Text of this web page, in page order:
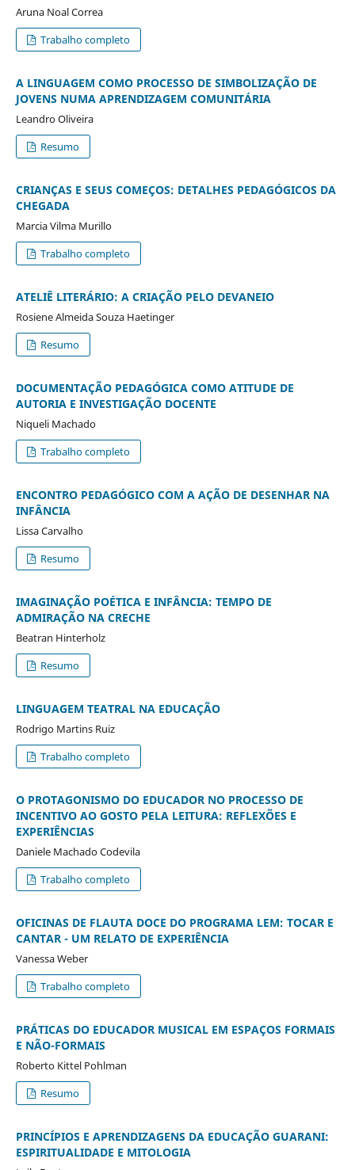
Aruna Noal Correa
Trabalho completo
A LINGUAGEM COMO PROCESSO DE SIMBOLIZAÇÃO DE
JOVENS NUMA APRENDIZAGEM COMUNITÁRIA
Leandro Oliveira
Resumo
CRIANÇAS E SEUS COMEÇOS: DETALHES PEDAGÓGICOS DA
CHEGADA
Marcia Vilma Murillo
Trabalho completo
ATELIÊ LITERÁRIO: A CRIAÇÃO PELO DEVANEIO
Rosiene Almeida Souza Haetinger
Resumo
DOCUMENTAÇÃO PEDAGÓGICA COMO ATITUDE DE
AUTORIA E INVESTIGAÇÃO DOCENTE
Niqueli Machado
Trabalho completo
ENCONTRO PEDAGÓGICO COM A AÇÃO DE DESENHAR NA
INFÂNCIA
Lissa Carvalho
Resumo
IMAGINAÇÃO POÉTICA E INFÂNCIA: TEMPO DE
ADMIRAÇÃO NA CRECHE
Beatran Hinterholz
Resumo
LINGUAGEM TEATRAL NA EDUCAÇÃO
Rodrigo Martins Ruiz
Trabalho completo
O PROTAGONISMO DO EDUCADOR NO PROCESSO DE
INCENTIVO AO GOSTO PELA LEITURA: REFLEXÕES E
EXPERIÊNCIAS
Daniele Machado Codevila
Trabalho completo
OFICINAS DE FLAUTA DOCE DO PROGRAMA LEM: TOCAR E
CANTAR - UM RELATO DE EXPERIÊNCIA
Vanessa Weber
Trabalho completo
PRÁTICAS DO EDUCADOR MUSICAL EM ESPAÇOS FORMAIS
E NÃO-FORMAIS
Roberto Kittel Pohlman
Resumo
PRINCÍPIOS E APRENDIZAGENS DA EDUCAÇÃO GUARANI:
ESPIRITUALIDADE E MITOLOGIA